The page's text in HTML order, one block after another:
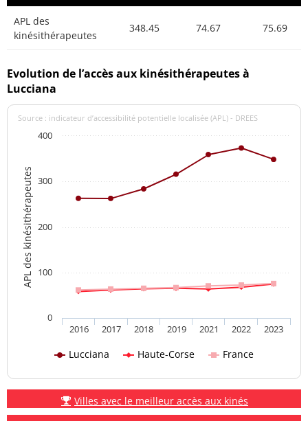
APL des
kinésithérapeutes
348.45 74.67 75.69
Evolution de l’accès aux kinésithérapeutes à
Lucciana
APL des kinésithérapeutes
Source : indicateur d’accessibilité potentielle localisée (APL) - DREES
Lucciana Haute-Corse France
2016 2017 2018 2019 2021 2022 2023
0
100
200
300
400
Villes avec le meilleur accès aux kinés